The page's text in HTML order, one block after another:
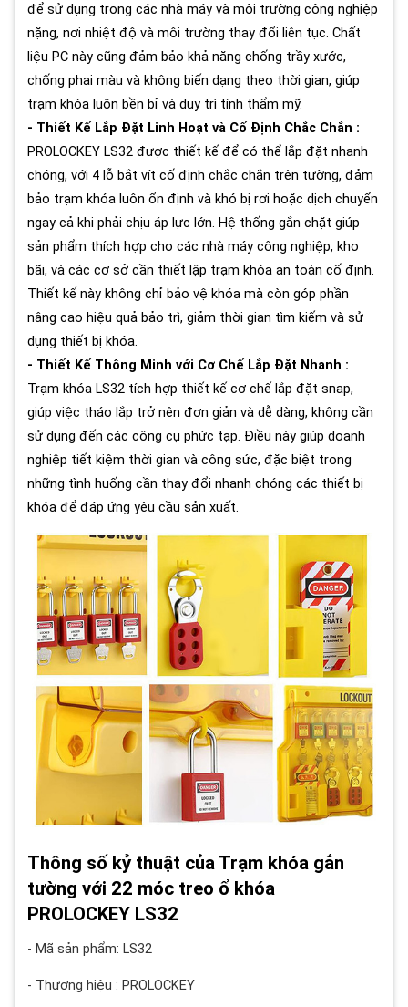
để sử dụng trong các nhà máy và môi trường công nghiệp
nặng, nơi nhiệt độ và môi trường thay đổi liên tục. Chất
liệu PC này cũng đảm bảo khả năng chống trầy xước,
chống phai màu và không biến dạng theo thời gian, giúp
trạm khóa luôn bền bỉ và duy trì tính thẩm mỹ.
- Thiết Kế Lắp Đặt Linh Hoạt và Cố Định Chắc Chắn :
PROLOCKEY LS32 được thiết kế để có thể lắp đặt nhanh
chóng, với 4 lỗ bắt vít cố định chắc chắn trên tường, đảm
bảo trạm khóa luôn ổn định và khó bị rơi hoặc dịch chuyển
ngay cả khi phải chịu áp lực lớn. Hệ thống gắn chặt giúp
sản phẩm thích hợp cho các nhà máy công nghiệp, kho
bãi, và các cơ sở cần thiết lập trạm khóa an toàn cố định.
Thiết kế này không chỉ bảo vệ khóa mà còn góp phần
nâng cao hiệu quả bảo trì, giảm thời gian tìm kiếm và sử
dụng thiết bị khóa.
- Thiết Kế Thông Minh với Cơ Chế Lắp Đặt Nhanh :
Trạm khóa LS32 tích hợp thiết kế cơ chế lắp đặt snap,
giúp việc tháo lắp trở nên đơn giản và dễ dàng, không cần
sử dụng đến các công cụ phức tạp. Điều này giúp doanh
nghiệp tiết kiệm thời gian và công sức, đặc biệt trong
những tình huống cần thay đổi nhanh chóng các thiết bị
khóa để đáp ứng yêu cầu sản xuất.
Thông số kỷ thuật của Trạm khóa gắn
tường với 22 móc treo ổ khóa
PROLOCKEY LS32
- Mã sản phẩm: LS32
- Thương hiệu : PROLOCKEY